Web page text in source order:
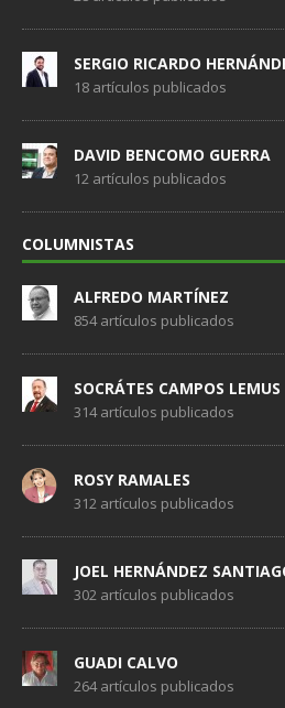
SERGIO RICARDO
18 artículos publicados
DAVID BENCOMO GUERRA
12 artículos publicados
COLUMNISTAS
ALFREDO MARTÍNEZ
854 artículos publicados
SOCRÁTES CAMPOS LEMUS
314 artículos publicados
ROSY RAMALES
312 artículos publicados
JOEL HERNÁNDEZ
302 artículos publicados
GUADI CALVO
264 artículos publicados